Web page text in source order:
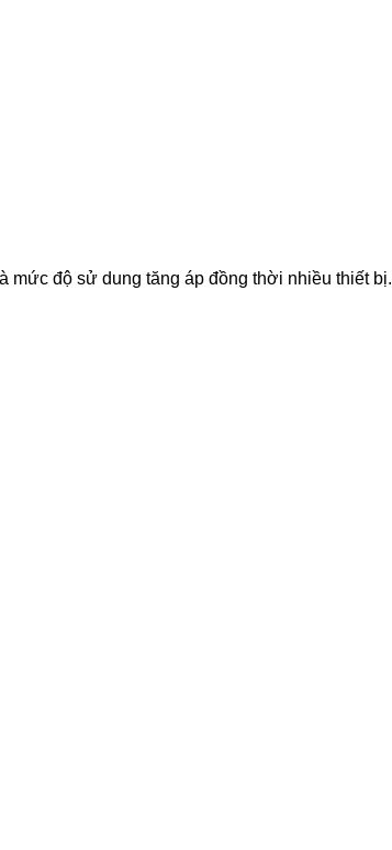
mức độ sử dung tăng áp đồng thời nhiều thiết bị.